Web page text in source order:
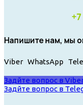
Напишите нам, мы
Viber WhatsApp
Задйте вопрос в
Задйте вопрос в